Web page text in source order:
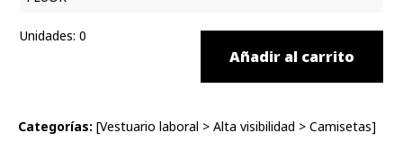
Unidades: 0
Añadir al carrito
Categorías: [Vestuario laboral > Alta visibilidad > Camisetas]